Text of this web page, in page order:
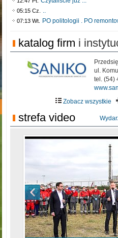
05:15 Cz. ..
07:13 Wt. PO politologii . PO
katalog firm i
ul.
tel. (54)
Zobacz wszystkie
strefa video
TOP 10 przechwytów
TOP 5 rzutów Anwilu
Ni To Ponk - W oczach
sixf33t .Last Year
Włocławek
XXIII Sesja Rady Miasta
kadencji w dniu